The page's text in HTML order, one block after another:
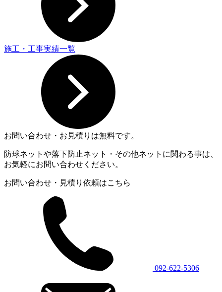
施工・工事実績一覧
お問い合わせ・お見積りは無料です。
防球ネットや落下防止ネット・その他ネットに関わる事は、
お気軽にお問い合わせください。
お問い合わせ・見積り依頼はこちら
092-622-5306